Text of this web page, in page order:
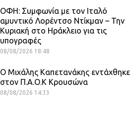
ΟΦΗ: Συμφωνία με τον Ιταλό
αμυντικό Λορέντσο Ντίκμαν – Την
Κυριακή στο Ηράκλειο για τις
υπογραφές
08/08/2026 18:48
O Mιχάλης Καπετανάκης εντάχθηκε
στον Π.Α.Ο.Κ Κρουσώνα
08/08/2026 14:33